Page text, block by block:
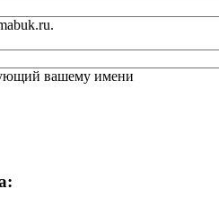
вашему имени